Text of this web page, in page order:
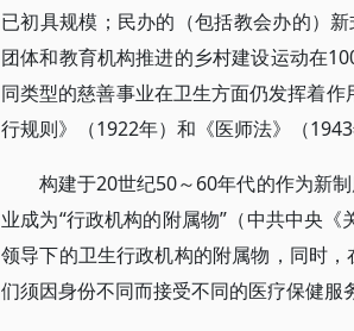
已初具规模；民办的（包括教会办的）
团体和教育机构推进的乡村建设运动在
同类型的慈善事业在卫生方面仍发挥着
行规则》（1922年）和《医师法》（
构建于20世纪50～60年代的作为新
业成为“行政机构的附属物”（中共中央
领导下的卫生行政机构的附属物，同时
们须因身份不同而接受不同的医疗保健服